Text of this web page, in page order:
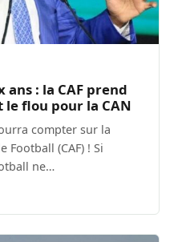
: la CAF prend
flou pour la CAN
compter sur la
Football (CAF) ! Si
ne…